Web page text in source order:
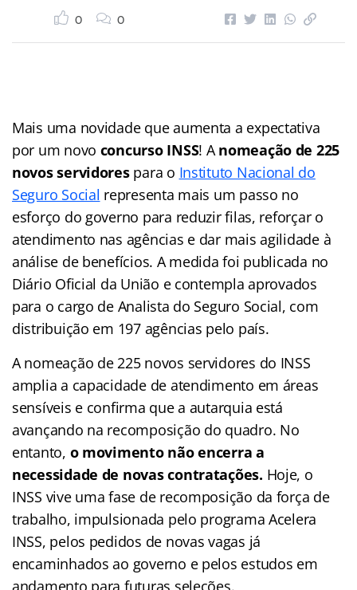
0 0
Mais uma novidade que aumenta a expectativa
por um novo concurso INSS! Anomeação de 225
novos servidorespara o Instituto Nacional do
Seguro Social representa mais um passo no
esforço do governo para reduzir filas, reforçar o
atendimento nas agências e dar mais agilidade à
análise de benefícios. A medida foi publicada no
Diário Oficial da União e contempla aprovados
para o cargo de Analista do Seguro Social, com
distribuição em 197 agências pelo país.
A nomeação de 225 novos servidores do INSS
amplia a capacidade de atendimento em áreas
sensíveis e confirma que a autarquia está
avançando na recomposição do quadro. No
entanto, o movimento não encerra a
necessidade de novas contratações. Hoje, o
INSS vive uma fase de recomposição da força de
trabalho, impulsionada pelo programa Acelera
INSS, pelos pedidos de novas vagas já
encaminhados ao governo e pelos estudos em
andamento para futuras seleções.